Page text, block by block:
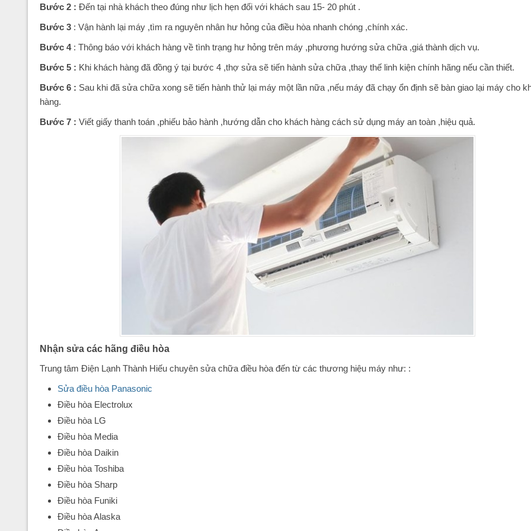
Bước 2 : Đến tại nhà khách theo đúng như lịch hẹn đối với khách sau 15- 20 phút .
Bước 3 : Vận hành lại máy ,tìm ra nguyên nhân hư hỏng của điều hòa nhanh chóng ,chính xác.
Bước 4: Thông báo với khách hàng về tình trạng hư hỏng trên máy ,phương hướng sửa chữa ,giá thành dịch vụ.
Bước 5 : Khi khách hàng đã đồng ý tại bước 4 ,thợ sửa sẽ tiến hành sửa chữa ,thay thế linh kiện chính hãng nếu cần thiết.
Bước 6 : Sau khi đã sửa chữa xong sẽ tiến hành thử lại máy một lần nữa ,nếu máy đã chạy ổn định sẽ bàn giao lại máy cho
hàng.
Bước 7 : Viết giấy thanh toán ,phiếu bảo hành ,hướng dẫn cho khách hàng cách sử dụng máy an toàn ,hiệu quả.
Nhận sửa các hãng điều hòa
Trung tâm Điện Lạnh Thành Hiếu chuyên sửa chữa điều hòa đến từ các thương hiệu máy như: :
Sửa điều hòa Panasonic
Điều hòa Electrolux
Điều hòa LG
Điều hòa Media
Điều hòa Daikin
Điều hòa Toshiba
Điều hòa Sharp
Điều hòa Funiki
Điều hòa Alaska